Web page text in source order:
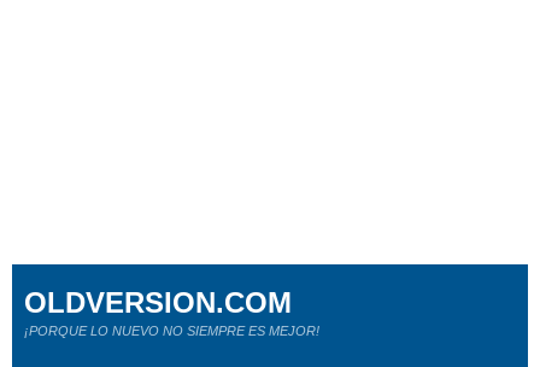
OLDVERSION.COM
¡PORQUE LO NUEVO NO SIEMPRE ES MEJOR!